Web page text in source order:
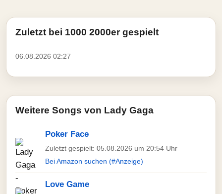
Zuletzt bei 1000 2000er gespielt
06.08.2026 02:27
Weitere Songs von Lady Gaga
Poker Face
Zuletzt gespielt: 05.08.2026 um 20:54 Uhr
Bei Amazon suchen (#Anzeige)
Love Game